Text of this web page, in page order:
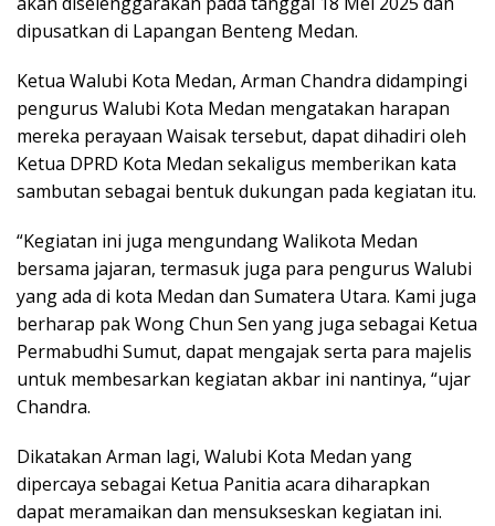
dipusatkan di Lapangan Benteng Medan.
Ketua Walubi Kota Medan, Arman Chandra didampingi
pengurus Walubi Kota Medan mengatakan harapan
mereka perayaan Waisak tersebut, dapat dihadiri oleh
Ketua DPRD Kota Medan sekaligus memberikan kata
sambutan sebagai bentuk dukungan pada kegiatan itu.
“Kegiatan ini juga mengundang Walikota Medan
bersama jajaran, termasuk juga para pengurus Walubi
yang ada di kota Medan dan Sumatera Utara. Kami juga
berharap pak Wong Chun Sen yang juga sebagai Ketua
Permabudhi Sumut, dapat mengajak serta para majelis
untuk membesarkan kegiatan akbar ini nantinya, “ujar
Chandra.
Dikatakan Arman lagi, Walubi Kota Medan yang
dipercaya sebagai Ketua Panitia acara diharapkan
dapat meramaikan dan mensukseskan kegiatan ini.